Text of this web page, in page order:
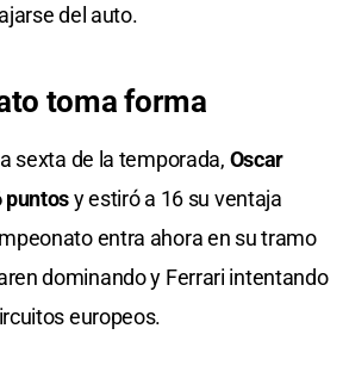
del auto.
toma forma
sexta de la temporada, Oscar
puntosy estiró a 16 su ventaja
entra ahora en su tramo
dominando y Ferrari intentando
europeos.